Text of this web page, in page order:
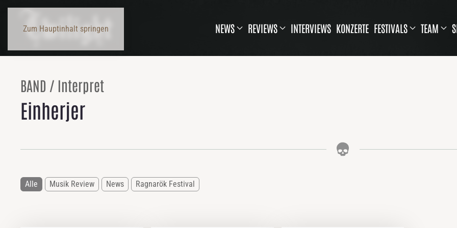
Zum Hauptinhalt springen NEWS REVIEWS INTERVIEWS KONZERTE FESTIVALS TEAM
BAND / Interpret
Einherjer
Alle Musik Review News Ragnarök Festival